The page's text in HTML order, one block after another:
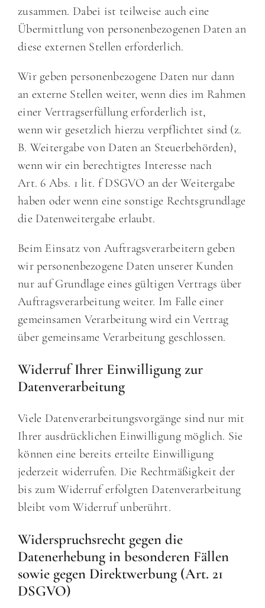
zusammen. Dabei ist teilweise auch eine
Übermittlung von personenbezogenen Daten an
diese externen Stellen erforderlich.
Wir geben personenbezogene Daten nur dann
an externe Stellen weiter, wenn dies im Rahmen
einer Vertragserfüllung erforderlich ist,
wenn wir gesetzlich hierzu verpflichtet sind (z.
B. Weitergabe von Daten an Steuerbehörden),
wenn wir ein berechtigtes Interesse nach
Art. 6 Abs. 1 lit. f DSGVO an der Weitergabe
haben oder wenn eine sonstige Rechtsgrundlage
die Datenweitergabe erlaubt.
Beim Einsatz von Auftragsverarbeitern geben
wir personenbezogene Daten unserer Kunden
nur auf Grundlage eines gültigen Vertrags über
Auftragsverarbeitung weiter. Im Falle einer
gemeinsamen Verarbeitung wird ein Vertrag
über gemeinsame Verarbeitung geschlossen.
Widerruf Ihrer Einwilligung zur
Datenverarbeitung
Viele Datenverarbeitungsvorgänge sind nur mit
Ihrer ausdrücklichen Einwilligung möglich. Sie
können eine bereits erteilte Einwilligung
jederzeit widerrufen. Die Rechtmäßigkeit der
bis zum Widerruf erfolgten Datenverarbeitung
bleibt vom Widerruf unberührt.
Widerspruchsrecht gegen die
Datenerhebung in besonderen Fällen
sowie gegen Direktwerbung (Art. 21
DSGVO)